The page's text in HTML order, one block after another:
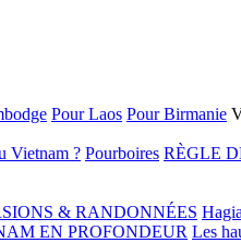
Pour Laos Pour Birmanie
Vietnam ? Pourboires RÈGLE
& RANDONNÉES
EN PROFONDEUR Les